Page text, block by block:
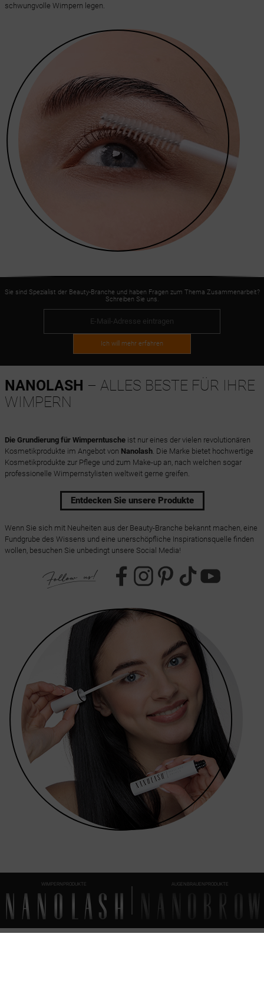
schwungvolle Wimpern legen.
Sie sind Spezialist der Beauty-Branche und haben Fragen zum Thema Zusammenarbeit?
Schreiben Sie uns.
Ich will mehr erfahren
NANOLASH – ALLES BESTE FÜR IHRE
WIMPERN
Die Grundierung für Wimperntuscheist nur eines der vielen revolutionären
Kosmetikprodukte im Angebot von Nanolash. Die Marke bietet hochwertige
Kosmetikprodukte zur Pflege und zum Make-up an, nach welchen sogar
professionelle Wimpernstylisten weltweit gerne greifen.
Entdecken Sie unsere Produkte
Wenn Sie sich mit Neuheiten aus der Beauty-Branche bekannt machen, eine
Fundgrube des Wissens und eine unerschöpfliche Inspirationsquelle finden
wollen, besuchen Sie unbedingt unsere Social Media!
WIMPERNPRODUKTE AUGENBRAUENPRODUKTE